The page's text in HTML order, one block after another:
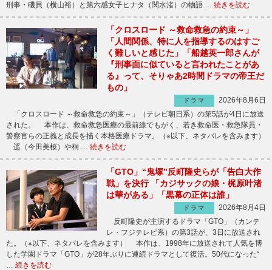
刑事・磯貝（横山裕）と第六感女子ヒナタ（関水渚）の物語 … 続きを読む
「クロスロード ～救命救急の約束～」
「人間関係、特に人を指導するのはすご
く難しいと感じた」「船越英一郎さんが
『刑事面に似ていると言われたことがあ
る』って、そりゃあ2時間ドラマの帝王だ
もの」
ドラマ
2026年8月6日
「クロスロード ～救命救急の約束～」（テレビ朝日系）の第5話が4日に放送
された。 本作は、救命救急医療の最前線でもがく、若き救命医・救急隊員・
警察官らの正義と成長を描く本格医療ドラマ。（※以下、ネタバレを含みます）
遥（今田美桜）や桐 … 続きを読む
「GTO」“鬼塚”反町隆史らが「告白大作
戦」を決行 「カジサックの娘・梶原叶渚
は華がある」「黒幕の正体は誰」
ドラマ
2026年8月4日
反町隆史が主演するドラマ「GTO」（カンテ
レ・フジテレビ系）の第3話が、3日に放送され
た。（※以下、ネタバレを含みます） 本作は、1998年に放送されて人気を博
した学園ドラマ「GTO」が28年ぶりに連続ドラマとして復活。50代になった“
… 続きを読む